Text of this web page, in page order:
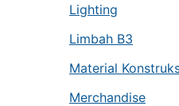
Lighting
Limbah B3
Material
Merchandise